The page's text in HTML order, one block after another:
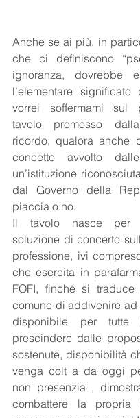
Anche se ai più, in
che ci definiscono
ignoranza, dovrebbe
l’elementare significato
vorrei soffermami sul
tavolo promosso
ricordo, qualora anche
concetto avvolto
un’istituzione
dal Governo della
piaccia o no.
Il tavolo nasce per
soluzione di concerto
professione, ivi
che esercita in
FOFI, finché si traduce
comune di addivenire ad
disponibile per
prescindere dalle
sostenute, disponibilità
venga colt a da oggi
non presenzia ,
combattere la propria